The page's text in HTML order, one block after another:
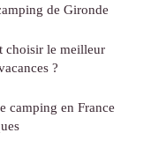
de Gironde
choisir le meilleur
?
camping en France